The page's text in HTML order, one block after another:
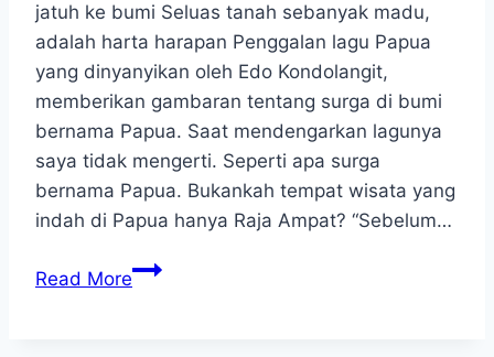
jatuh ke bumi Seluas tanah sebanyak madu,
adalah harta harapan Penggalan lagu Papua
yang dinyanyikan oleh Edo Kondolangit,
memberikan gambaran tentang surga di bumi
bernama Papua. Saat mendengarkan lagunya
saya tidak mengerti. Seperti apa surga
bernama Papua. Bukankah tempat wisata yang
indah di Papua hanya Raja Ampat? “Sebelum…
Read MoreWonderful